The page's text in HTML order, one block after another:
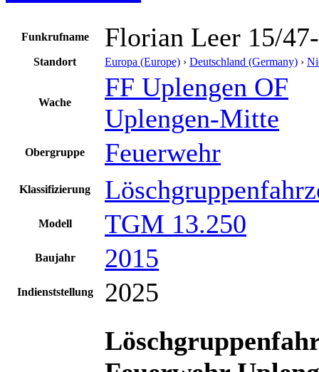
Funkrufname Florian Leer 15/
Standort Europa (Europe) › Deutschland (Germany) ›
Wache
FF Uplengen OF
Uplengen-Mitte
Obergruppe Feuerwehr
Klassifizierung
Modell TGM 13.250
Baujahr 2015
Indienststellung 2025